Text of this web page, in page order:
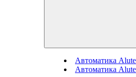
Автоматика
Автоматика